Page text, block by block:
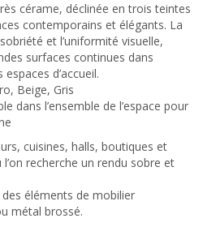
cérame, déclinée en trois teintes
contemporains et élégants. La
et l’uniformité visuelle,
surfaces continues dans
d’accueil.
Beige, Gris
dans l’ensemble de l’espace pour
cuisines, halls, boutiques et
recherche un rendu sobre et
éléments de mobilier
métal brossé.